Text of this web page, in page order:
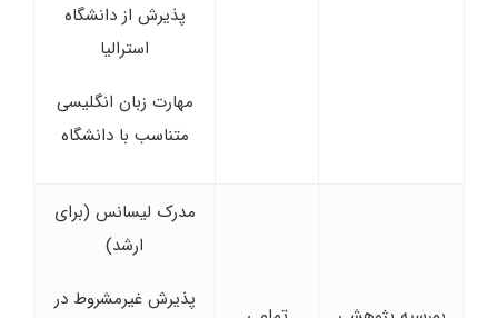
پذیرش از دانشگاه
استرالیا
مهارت زبان انگلیسی
متناسب با دانشگاه
مدرک لیسانس (برای
ارشد)
پذیرش غیرمشروط در